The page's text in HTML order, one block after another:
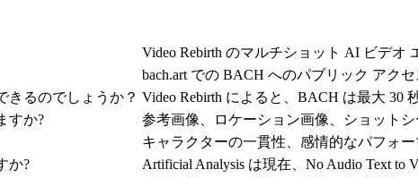
Video Rebirth のマルチショット AI ビデオ
bach.art での BACH へのパブリック アクセ
きるのでしょうか？ Video Rebirth によると、BACH は最大 30
すか?
参考画像、ロケーション画像、ショットシ
キャラクターの一貫性、感情的なパフォ
か?
Artificial Analysis は現在、No Audio Text to